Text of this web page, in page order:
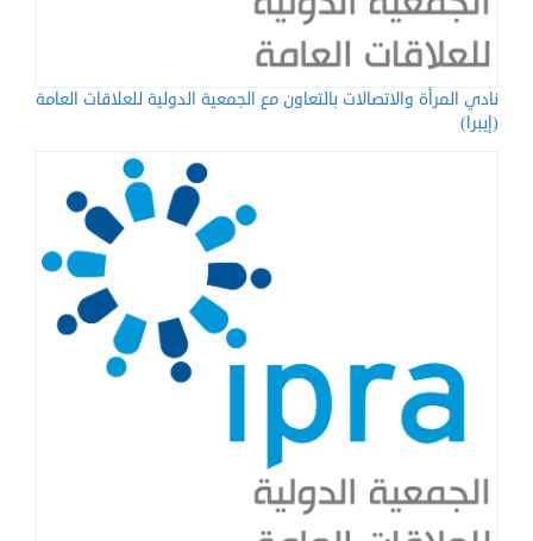
نادي المرأة والاتصالات بالتعاون مع الجمعية الدولية للعلاقات العامة
(إيبرا)